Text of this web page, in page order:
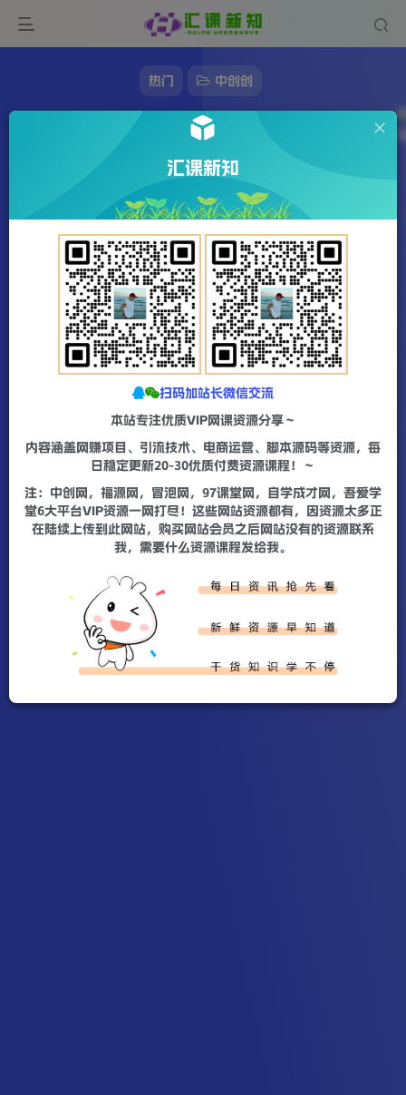
热门 中创创
小学教辅资料，内部集训保姆级教程，私域一
单收益29-129（教程+资料）
2023-12-22
126
该作者已发布78076篇文章
汇课新知
扫码加站长微信交流
本站专注优质VIP网课资源分享～
内容涵盖网赚项目、引流技术、电商运营、脚本源码等资源，每
日稳定更新20-30优质付费资源课程！～
注：中创网，福源网，冒泡网，97课堂网，自学成才网，吾爱学
堂6大平台VIP资源一网打尽！这些网站资源都有，因资源太多正
在陆续上传到此网站，购买网站会员之后网站没有的资源联系
我，需要什么资源课程发给我。